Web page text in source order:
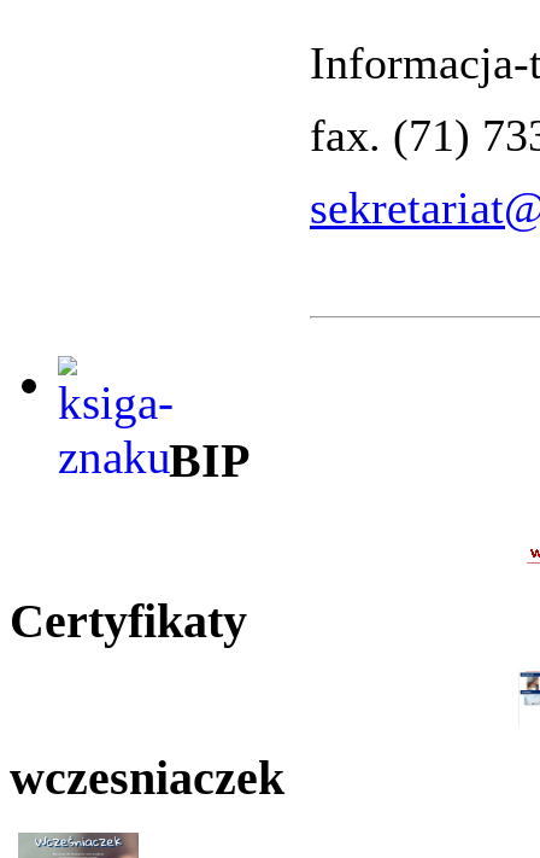
Informacja-
fax. (71)
BIP
Certyfikaty
wczesniaczek